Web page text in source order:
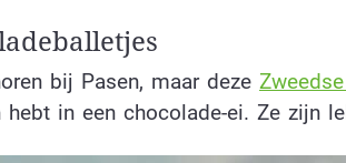
bij Pasen, maar deze
in een chocolade-ei. Ze zijn